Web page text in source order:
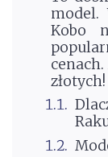
model.
Kobo
złotych!